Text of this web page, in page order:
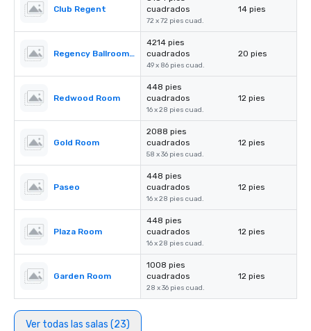
Club Regent
cuadrados
72 x 72 pies cuad.
14 pies
Regency Ballroom II
4214 pies
cuadrados
49 x 86 pies cuad.
20 pies
Redwood Room
448 pies
cuadrados
16 x 28 pies cuad.
12 pies
Gold Room
2088 pies
cuadrados
58 x 36 pies cuad.
12 pies
Paseo
448 pies
cuadrados
16 x 28 pies cuad.
12 pies
Plaza Room
448 pies
cuadrados
16 x 28 pies cuad.
12 pies
Garden Room
1008 pies
cuadrados
28 x 36 pies cuad.
12 pies
Ver todas las salas (23)